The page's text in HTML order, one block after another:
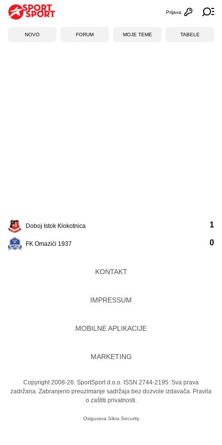
Otvori
Prijava
NOVO FORUM MOJE TEME TABELE
Doboj Istok Klokotnica
FK Omazići 1937
1
0
KONTAKT
IMPRESSUM
MOBILNE APLIKACIJE
MARKETING
Copyright 2008-26. SportSport d.o.o. ISSN 2744-2195. Sva prava
zadržana. Zabranjeno preuzimanje sadržaja bez dozvole izdavača. Pravila
o zaštiti privatnosti.
Osigurava Sikra Security